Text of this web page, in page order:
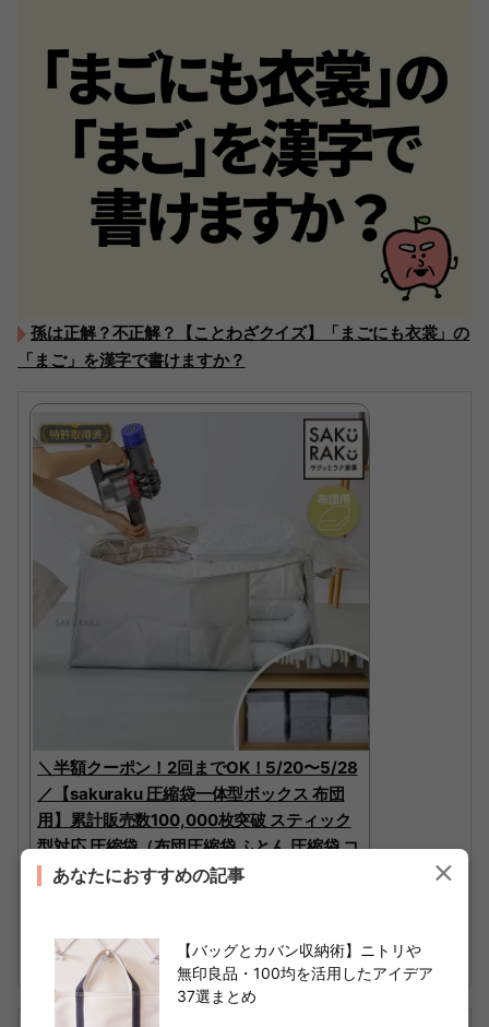
孫は正解？不正解？【ことわざクイズ】「まごにも衣裳」の
「まご」を漢字で書けますか？
＼半額クーポン！2回までOK！5/20〜5/28
／【sakuraku 圧縮袋一体型ボックス 布団
用】累計販売数100,000枚突破 スティック
型対応 圧縮袋（布団圧縮袋 ふとん 圧縮袋 コ
ードレス 海外製掃除機にも対応 布団収納 ）
あなたにおすすめの記事
【バッグとカバン収納術】ニトリや
無印良品・100均を活用したアイデア
37選まとめ